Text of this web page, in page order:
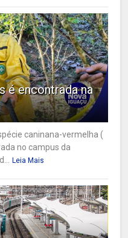
é encontrada na
caninana-vermelha (
no campus da
Leia Mais